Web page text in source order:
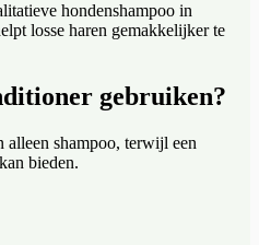
hondenshampoo in
losse haren gemakkelijker te
gebruiken?
alleen shampoo, terwijl een
bieden.